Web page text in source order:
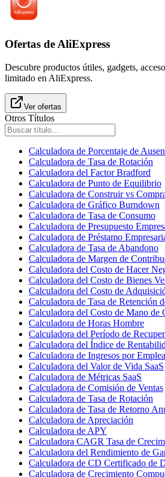
Ofertas de AliExpress
Descubre productos útiles, gadgets,
limitado en AliExpress.
Ver ofertas
Otros Títulos
Calculadora de Porcentaje de
Calculadora de Tasa de Rotación
Calculadora del Factor Bradford
Calculadora de Punto de Equilibrio
Calculadora de Construir vs
Calculadora de Gráfico Burndown
Calculadora de Tasa de Consumo
Calculadora de Presupuesto
Calculadora de Préstamo
Calculadora de Tasa de Abandono
Calculadora de Margen de
Calculadora del Costo de Hacer
Calculadora del Costo de Bienes
Calculadora del Costo de
Calculadora de Tasa de Retención
Calculadora del Costo de Mano de
Calculadora de Horas Hombre
Calculadora del Período de
Calculadora del Índice de
Calculadora de Ingresos por
Calculadora del Valor de Vida SaaS
Calculadora de Métricas SaaS
Calculadora de Comisión de Ventas
Calculadora de Tasa de Rotación
Calculadora de Tasa de Retorno
Calculadora de Apreciación
Calculadora de APY
Calculadora CAGR Tasa de
Calculadora del Rendimiento de
Calculadora de CD Certificado de
Calculadora de Crecimiento